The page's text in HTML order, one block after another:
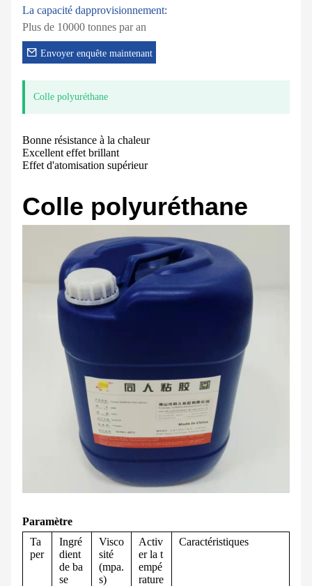
La capacité dapprovisionnement:
Plus de 10000 tonnes par an
Envoyer enquête maintenant
Colle polyuréthane
Bonne résistance à la chaleur
Excellent effet brillant
Effet d'atomisation supérieur
Colle polyuréthane
Paramètre
Ta
per
Ingré
dient
de ba
se
Visco
sité
(mpa.
s)
Activ
er la t
empé
rature
Caractéristiques